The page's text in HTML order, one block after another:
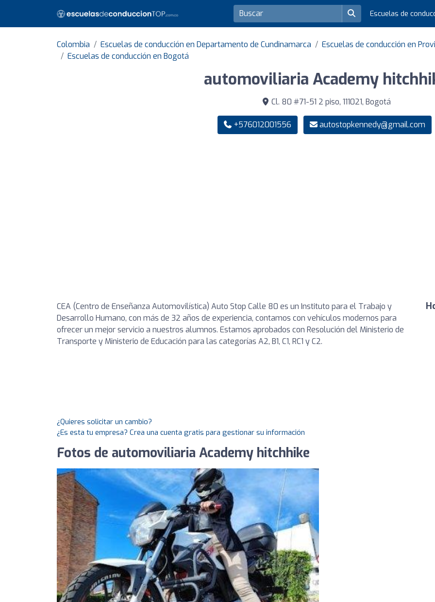
Escuelas de
Colombia Escuelas de conducción en Departamento de Cundinamarca
Escuelas de conducción en
Escuelas de conducción en Bogotá
automoviliaria Academy
Cl. 80 #71-51 2 piso, 111021, Bogotá
+576012001556 autostopkennedy@gmail.com
CEA (Centro de Enseñanza Automovilística) Auto Stop Calle 80 es un Instituto para el Trabajo y
Desarrollo Humano, con más de 32 años de experiencia, contamos con vehículos modernos para
ofrecer un mejor servicio a nuestros alumnos. Estamos aprobados con Resolución del Ministerio de
Transporte y Ministerio de Educación para las categorías A2, B1, C1, RC1 y C2.
¿Quieres solicitar un cambio?
¿Es esta tu empresa? Crea una cuenta gratis para gestionar su información
Fotos de automoviliaria Academy hitchhike